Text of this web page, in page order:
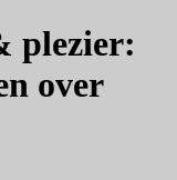
plezier:
over